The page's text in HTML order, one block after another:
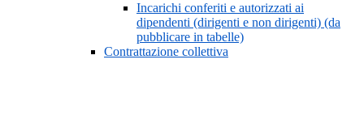
Incarichi conferiti e autorizzati ai
dipendenti (dirigenti e non dirigenti) (da
pubblicare in tabelle)
Contrattazione collettiva